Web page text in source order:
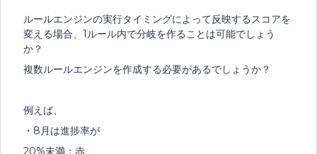
ルールエンジンの実行タイミングによって反映するスコアを
変える場合、1ルール内で分岐を作ることは可能でしょう
か？
複数ルールエンジンを作成する必要があるでしょうか？
例えば、
・8月は進捗率が
20%未満：赤